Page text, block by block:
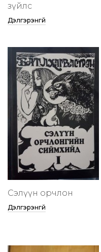
зүйлс
Дэлгэрэнгүй
Сэлүүн орчлон
Дэлгэрэнгүй